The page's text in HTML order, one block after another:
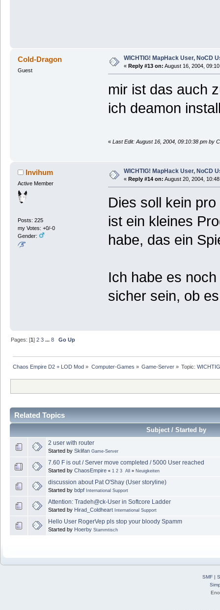
Cold-Dragon
Guest
WICHTIG! MapHack User, NoCD
« Reply #13 on: August 16, 2004,
mir ist das auch
ich deamon
« Last Edit: August 16, 2004, 09:10:38 pm by
Invihum
Active Member
Posts: 225
my Votes: +0/-0
Gender:
WICHTIG! MapHack User, NoCD
« Reply #14 on: August 20, 2004,
Dies soll kein
ist ein kleines
habe, das ein
Ich habe es
sicher sein, ob
Pages: [1]2 3 ...8 Go Up
Chaos Empire D2 + LOD Mod » Computer-Games » Game-Server» Topic:
Related Topics
Subject / Started by
2 user with router
Started by Sklifan Game-Server
7.60 F is out / Server move completed / 5000 User reached
Started by ChaosEmpire « 1 2 3 All » Neuigkeiten
discussion about Pat O'Shay (User storyline)
Started by bdpf International Support
Attention: Tradeh@ck-User in Softcore Ladder
Started by Hirad_Coldheart International Support
Hello User RogerVep pls stop your bloody Spamm
Started by Hoerby Stammtisch
SMF|